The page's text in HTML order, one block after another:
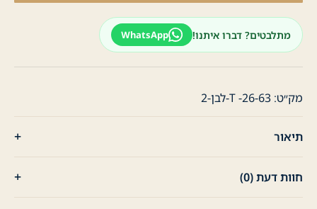
ארוך
לבן
מתלבטים? דברו איתנו! WhatsApp
מק״ט: T -26-63-לבן-2
תיאור
חוות דעת (0)